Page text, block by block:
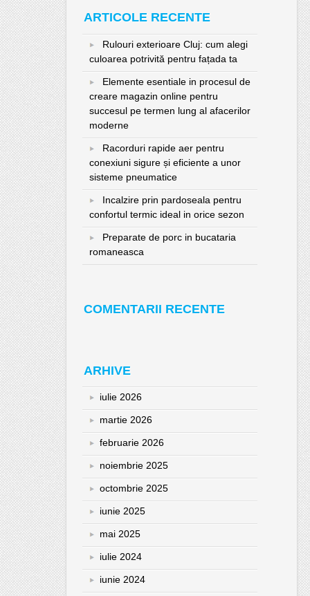
ARTICOLE RECENTE
Rulouri exterioare Cluj: cum alegi
culoarea potrivită pentru fațada ta
Elemente esentiale in procesul de
creare magazin online pentru
succesul pe termen lung al afacerilor
moderne
Racorduri rapide aer pentru
conexiuni sigure și eficiente a unor
sisteme pneumatice
Incalzire prin pardoseala pentru
confortul termic ideal in orice sezon
Preparate de porc in bucataria
romaneasca
COMENTARII RECENTE
ARHIVE
iulie 2026
martie 2026
februarie 2026
noiembrie 2025
octombrie 2025
iunie 2025
mai 2025
iulie 2024
iunie 2024